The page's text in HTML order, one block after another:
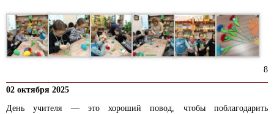
8
02 октября 2025
День учителя — это хороший повод, чтобы поблагодарить